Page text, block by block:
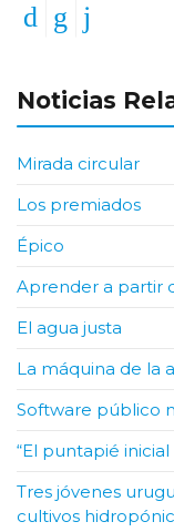
Noticias
Mirada circular
Los premiados
Épico
Aprender a partir
El agua justa
La máquina de la
Software público
“El puntapié
Tres jóvenes
cultivos